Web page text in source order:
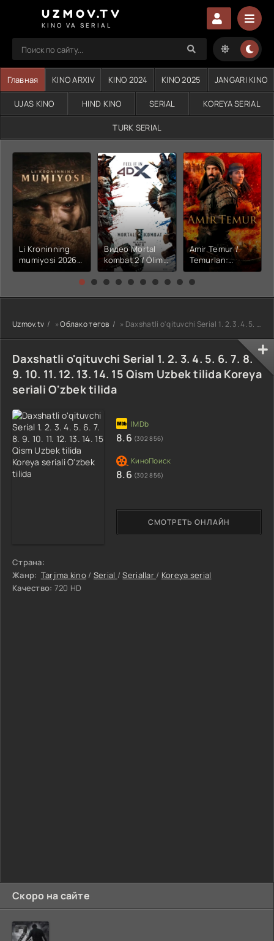
UZMOV.TV
KINO VA SERIAL
Главная KINO ARXIV KINO 2024 KINO 2025 JANGARI KINO
UJAS KINO HIND KINO SERIAL KOREYA SERIAL
TURK SERIAL
Li Kroninning
mumiyosi 2026
(uzbek tilida
kino) tarjima HD
Видео Mortal
kombat 2 / Ólim
jangi 2 (2026)
Uzbek tilida
Amir Temur /
Temurlan:
Fathchining
yuksalishi
tarjima kino Full
HD tas-ix
Скоро на сайте
Uzmov.tv »Облако тегов » Daxshatli o'qituvchi Serial 1. 2. 3. 4. 5. 6. 7. 8. 9. 10. 11. 12. 13. 14. 15 Qism Uzbek tilida Kore
Daxshatli o'qituvchi Serial 1. 2. 3. 4. 5. 6. 7. 8.
9. 10. 11. 12. 13. 14. 15 Qism Uzbek tilida Koreya
seriali O'zbek tilida
Страна:
Жанр: Tarjima kino / Serial /Seriallar / Koreya serial
Качество: 720 HD
СМОТРЕТЬ ОНЛАЙН
8.6 (302 856)
8.6 (302 856)